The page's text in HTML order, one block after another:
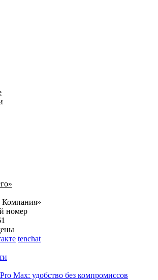
номер
tenchat
Max: удобство без компромиссов